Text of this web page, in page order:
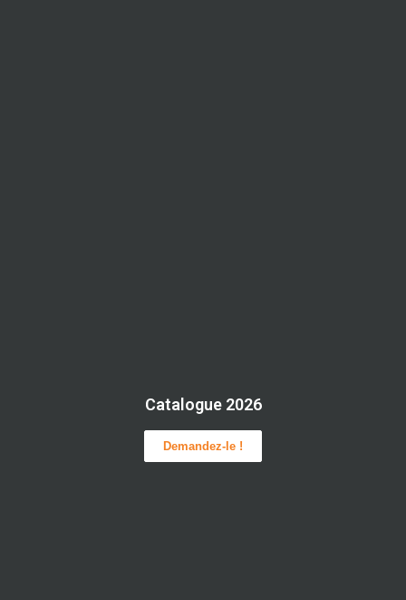
Catalogue 2026
Demandez-le !